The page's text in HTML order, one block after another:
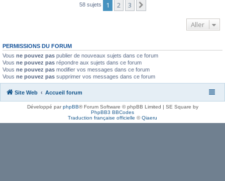
58 sujets 1 2 3
Aller
PERMISSIONS DU FORUM
Vous ne pouvez pas publier de nouveaux sujets dans ce forum
Vous ne pouvez pas répondre aux sujets dans ce forum
Vous ne pouvez pas modifier vos messages dans ce forum
Vous ne pouvez pas supprimer vos messages dans ce forum
Site Web Accueil forum
Développé parphpBB® Forum Software © phpBB Limited | SE Square by
PhpBB3 BBCodes
Traduction française officielle ©Qiaeru